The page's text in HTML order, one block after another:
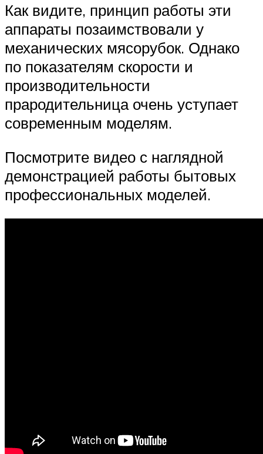
Как видите, принцип работы эти
аппараты позаимствовали у
механических мясорубок. Однако
по показателям скорости и
производительности
прародительница очень уступает
современным моделям.
Посмотрите видео с наглядной
демонстрацией работы бытовых
профессиональных моделей.